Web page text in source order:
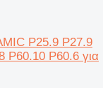
P25.9 P27.9
P60.10 P60.6 για